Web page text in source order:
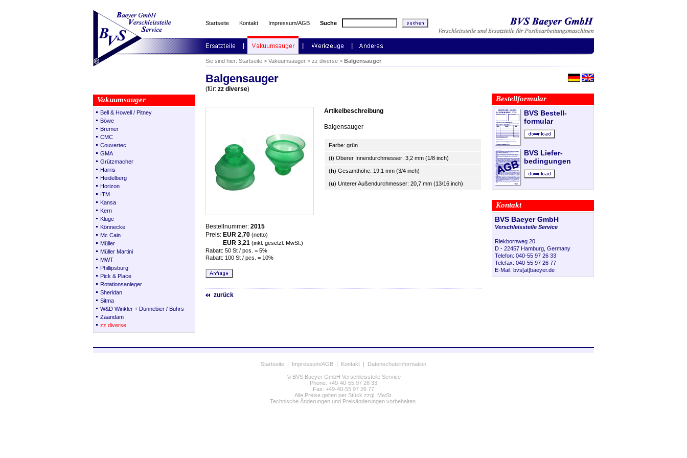
Startseite Kontakt Impressum/AGB Suche
Sie sind hier: Startseite > Vakuumsauger > zz diverse > Balgensauger
Vakuumsauger
Bell & Howell / Pitney
Böwe
Bremer
CMC
Couvertec
GMA
Grützmacher
Harris
Heidelberg
Horizon
ITM
Kansa
Kern
Kluge
Könnecke
Mc Cain
Müller
Müller Martini
MWT
Phillipsburg
Pick & Place
Rotationsanleger
Sheridan
Sitma
W&D Winkler + Dünnebier / Buhrs
Zaandam
zz diverse
Balgensauger
(für: zz diverse)
Bestellnummer: 2015
Preis: EUR 2,70 (netto)
EUR 3,21 (inkl. gesetzl. MwSt.)
Rabatt: 50 St / pcs. = 5%
Rabatt: 100 St / pcs. = 10%
Artikelbeschreibung
Balgensauger
Farbe: grün
(i) Oberer Innendurchmesser: 3,2 mm (1/8 inch)
(h) Gesamthöhe: 19,1 mm (3/4 inch)
(u) Unterer Außendurchmesser: 20,7 mm (13/16 inch)
zurück
Bestellformular
BVS Bestell-
formular
BVS Liefer-
bedingungen
Kontakt
BVS Baeyer GmbH
Verschleissteile Service
Riekbornweg 20
D - 22457 Hamburg, Germany
Telefon: 040-55 97 26 33
Telefax: 040-55 97 26 77
E-Mail: bvs[at]baeyer.de
Startseite | Impressum/AGB | Kontakt | Datenschutzinformation
© BVS Baeyer GmbH Verschleissteile Service
Phone: +49-40-55 97 26 33
Fax: +49-40-55 97 26 77
Alle Preise gelten per Stück zzgl. MwSt.
Technische Änderungen und Preisänderungen vorbehalten.